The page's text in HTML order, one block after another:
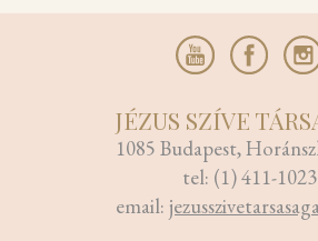
JÉZUS SZÍVE
1085 Budapest,
tel: (1) 411-1023
email: